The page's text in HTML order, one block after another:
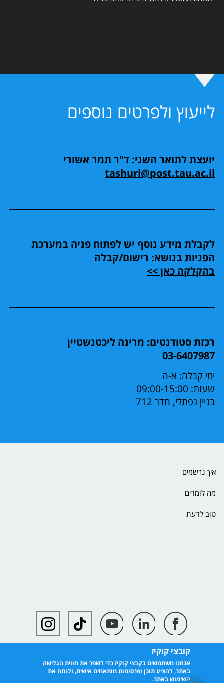
קובצי קוקיז
אנחנו משתמשים בקבצי קוקיז כדי לשפר את חווית הגלישה
באתר, להציע תוכן ופרסומות מותאמים אישית, ולנתח את
השימוש באתר.
לייעוץ ולפרטים נוספים
יועצת לתואר השני: ד"ר תמר אשורי
tashuri@post.tau.ac.il
לקבלת מידע נוסף יש לפתוח פניה במערכת
הפניות בנושא: רישום/קבלה
בהקלקה כאן >>
רכזת סטודנטים: מרינה ליכטנשטיין
03-6407987
ימי קבלה: א-ה
שעות: 09:00-15:00
בניין נפתלי, חדר 712
איך נרשמים
מה לומדים
טוב לדעת